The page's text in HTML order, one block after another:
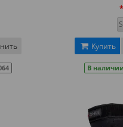
Купить
В наличии